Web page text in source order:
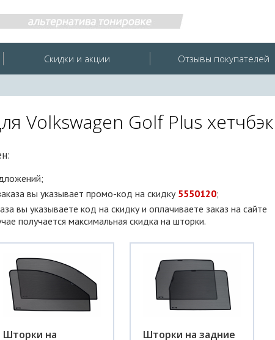
Скидки и акции Отзывы покупателей
Volkswagen Golf Plus хетчбэк
вы указывает промо-код на скидку 5550120;
вы указываете код на скидку и оплачиваете заказ на сайте
получается максимальная скидка на шторки.
Шторки на
Шторки на задние